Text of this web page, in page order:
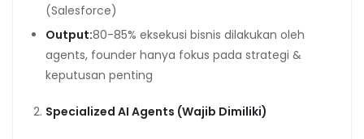
(Salesforce)
Output:80-85% eksekusi bisnis dilakukan oleh
agents, founder hanya fokus pada strategi &
keputusan penting
Specialized AI Agents (Wajib Dimiliki)